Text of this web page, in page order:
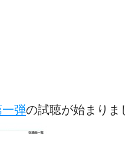
弾の試聴が始まりま